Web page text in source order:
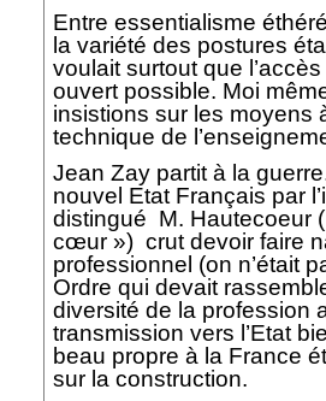
Entre essentialisme
la variété des postures
voulait surtout que
ouvert possible. Moi
insistions sur les moyens
technique de
Jean Zay partit à la
nouvel Etat Français par
distingué M. Hautecoeur
cœur ») crut devoir faire
professionnel (on n’était
Ordre qui devait
diversité de la profession
transmission vers l’Etat
beau propre à la France
sur la construction.